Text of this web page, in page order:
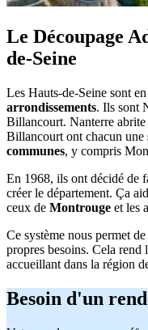
Le Découpage
de-Seine
Les Hauts-de-Seine sont
arrondissements. Ils sont
Billancourt. Nanterre abrite
Billancourt ont chacun une
communes, y compris
En 1968, ils ont décidé de
créer le département. Ça
ceux de Montrouge et les
Ce système nous permet
propres besoins. Cela rend
accueillant dans la région
Besoin d'un